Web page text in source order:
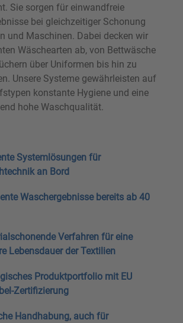
Sie sorgen für einwandfreie
bei gleichzeitiger Schonung
und Maschinen. Dabei decken wir
Wäschearten ab, von Bettwäsche
über Uniformen bis hin zu
Unsere Systeme gewährleisten auf
konstante Hygiene und eine
hohe Waschqualität.
Systemlösungen für
an Bord
Waschergebnisse bereits ab 40
Verfahren für eine
Lebensdauer der Textilien
Produktportfolio mit EU
Zertifizierung
Handhabung, auch für